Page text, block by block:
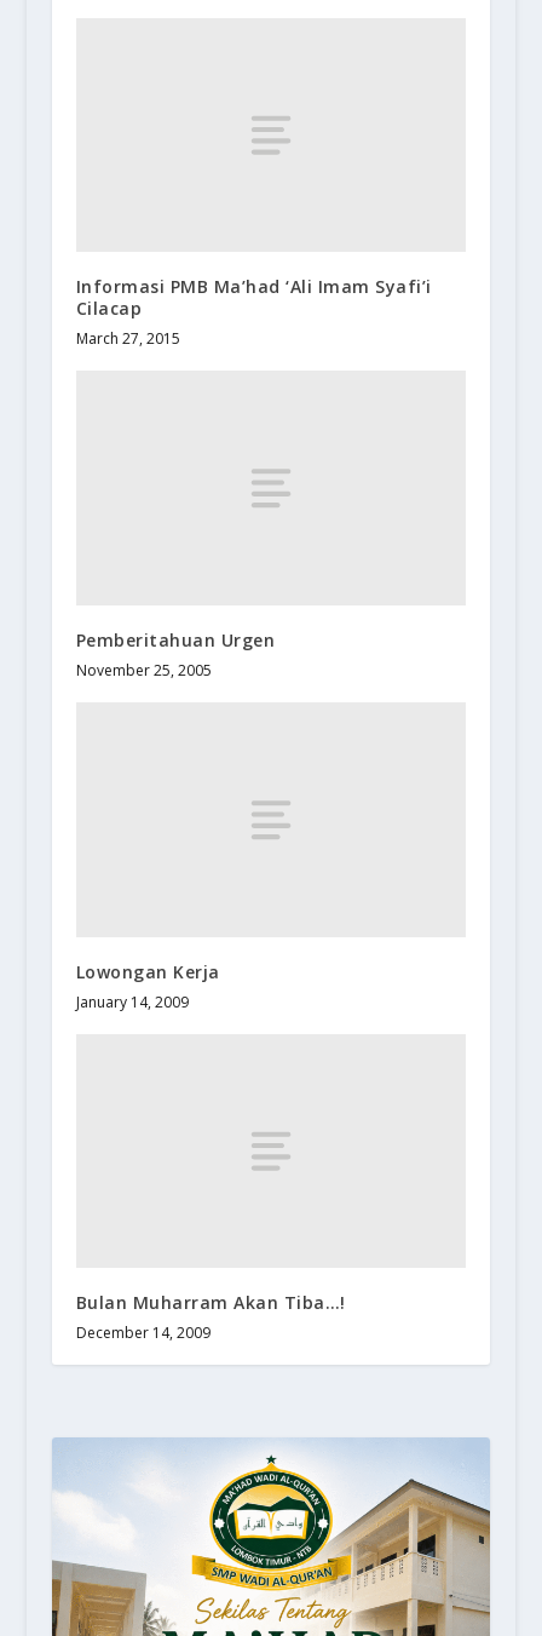
Informasi PMB Ma’had ‘Ali Imam Syafi’i
Cilacap
March 27, 2015
Pemberitahuan Urgen
November 25, 2005
Lowongan Kerja
January 14, 2009
Bulan Muharram Akan Tiba…!
December 14, 2009